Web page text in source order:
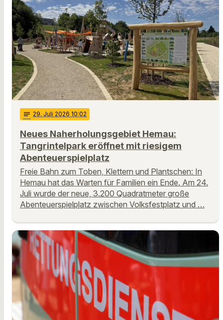
notes 29. Juli 2026 10:02
Neues Naherholungsgebiet Hemau:
Tangrintelpark eröffnet mit riesigem
Abenteuerspielplatz
Freie Bahn zum Toben, Klettern und Plantschen: In
Hemau hat das Warten für Familien ein Ende. Am 24.
Juli wurde der neue, 3.200 Quadratmeter große
Abenteuerspielplatz zwischen Volksfestplatz und …